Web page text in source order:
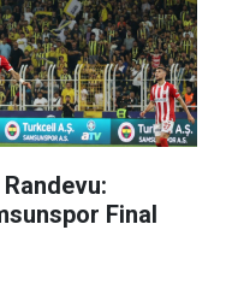
Randevu:
Final